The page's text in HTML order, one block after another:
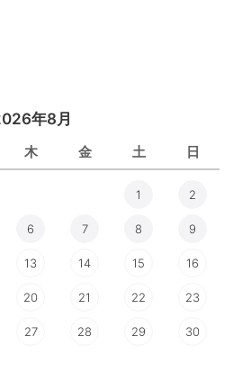
年8月
木 金 土 日
1 2
6 7 8 9
13 14 15 16
20 21 22 23
27 28 29 30